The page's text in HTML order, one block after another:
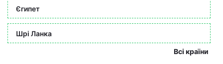
Єгипет
Шрі Ланка
Всі країни